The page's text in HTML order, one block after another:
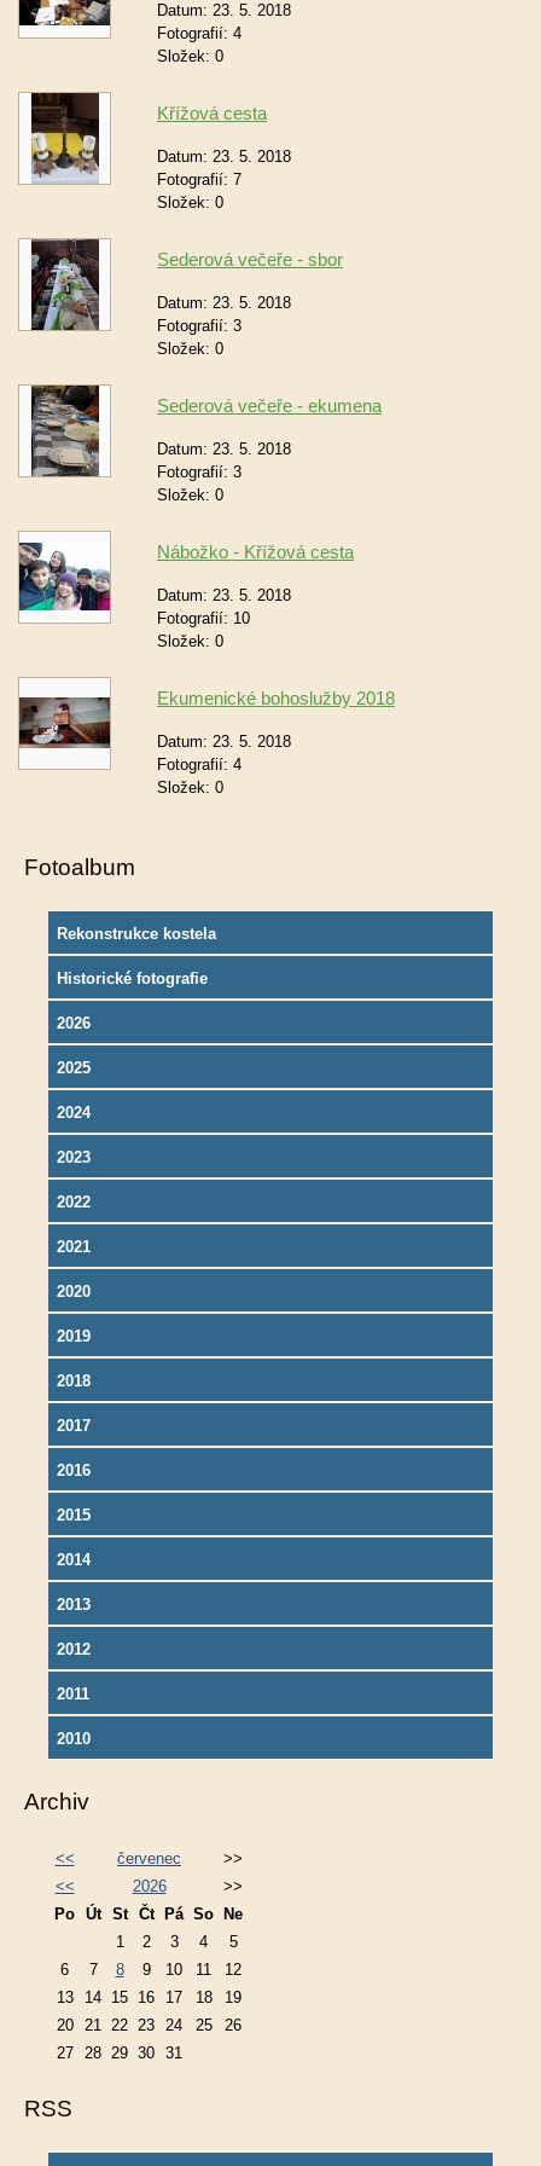
Datum: 23. 5. 2018
Fotografií: 4
Složek: 0
Křížová cesta
Datum: 23. 5. 2018
Fotografií: 7
Složek: 0
Sederová večeře - sbor
Datum: 23. 5. 2018
Fotografií: 3
Složek: 0
Sederová večeře - ekumena
Datum: 23. 5. 2018
Fotografií: 3
Složek: 0
Nábožko - Křížová cesta
Datum: 23. 5. 2018
Fotografií: 10
Složek: 0
Ekumenické bohoslužby 2018
Datum: 23. 5. 2018
Fotografií: 4
Složek: 0
Fotoalbum
Rekonstrukce kostela
Historické fotografie
2026
2025
2024
2023
2022
2021
2020
2019
2018
2017
2016
2015
2014
2013
2012
2011
2010
Archiv
<< červenec
>>
<<
2026
>>
Po Út St Čt Pá So
Ne
1
2 3 4
5
6
7 8 9 10 11
12
13
14 15 16 17 18
19
20
21 22 23 24 25
26
27
28 29 30 31
RSS